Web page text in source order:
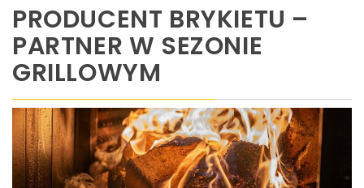
PRODUCENT BRYKIETU –
PARTNER W SEZONIE
GRILLOWYM